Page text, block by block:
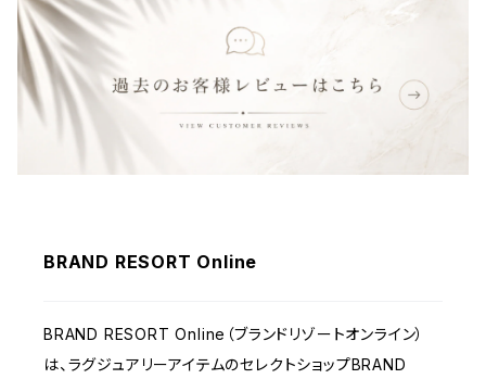
財布&小物
ウェア
BRAND RESORT Online
BRAND RESORT Online（ブランドリゾートオンライン）
は、ラグジュアリーアイテムのセレクトショップBRAND